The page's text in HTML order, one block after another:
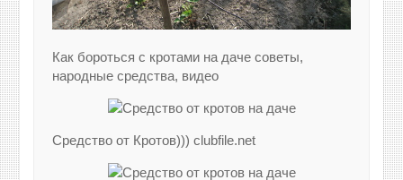
Как бороться с кротами на даче советы,
народные средства, видео
Средство от Кротов))) clubfile.net